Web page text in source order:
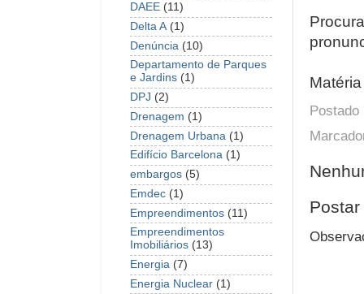
DAEE (11)
Delta A (1)
Denúncia (10)
Departamento de Parques
e Jardins (1)
DPJ (2)
Drenagem (1)
Drenagem Urbana (1)
Edifício Barcelona (1)
embargos (5)
Emdec (1)
Empreendimentos (11)
Empreendimentos
Imobiliários (13)
Energia (7)
Energia Nuclear (1)